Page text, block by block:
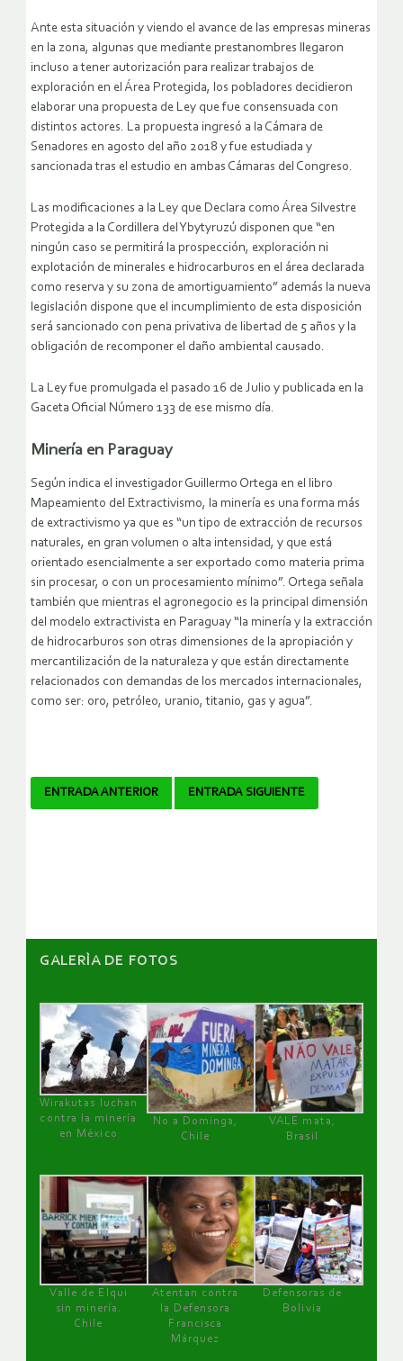
Ante esta situación y viendo el avance de las empresas mineras
en la zona, algunas que mediante prestanombres llegaron
incluso a tener autorización para realizar trabajos de
exploración en el Área Protegida, los pobladores decidieron
elaborar una propuesta de Ley que fue consensuada con
distintos actores. La propuesta ingresó a la Cámara de
Senadores en agosto del año 2018 y fue estudiada y
sancionada tras el estudio en ambas Cámaras del Congreso.
Las modificaciones a la Ley que Declara como Área Silvestre
Protegida a la Cordillera del Ybytyruzú disponen que “en
ningún caso se permitirá la prospección, exploración ni
explotación de minerales e hidrocarburos en el área declarada
como reserva y su zona de amortiguamiento” además la nueva
legislación dispone que el incumplimiento de esta disposición
será sancionado con pena privativa de libertad de 5 años y la
obligación de recomponer el daño ambiental causado.
La Ley fue promulgada el pasado 16 de Julio y publicada en la
Gaceta Oficial Número 133 de ese mismo día.
Minería en Paraguay
Según indica el investigador Guillermo Ortega en el libro
Mapeamiento del Extractivismo, la minería es una forma más
de extractivismo ya que es “un tipo de extracción de recursos
naturales, en gran volumen o alta intensidad, y que está
orientado esencialmente a ser exportado como materia prima
sin procesar, o con un procesamiento mínimo”. Ortega señala
también que mientras el agronegocio es la principal dimensión
del modelo extractivista en Paraguay “la minería y la extracción
de hidrocarburos son otras dimensiones de la apropiación y
mercantilización de la naturaleza y que están directamente
relacionados con demandas de los mercados internacionales,
como ser: oro, petróleo, uranio, titanio, gas y agua”.
Navegador
ENTRADA ANTERIOR ENTRADA SIGUIENTE
GALERÌA DE FOTOS
Wirakutas luchan
contra la minería
en México
No a Dominga,
Chile
VALE mata,
Brasil
Valle de Elqui
sin minería.
Chile
Atentan contra
la Defensora
Francisca
Márquez
Defensoras de
Bolivia